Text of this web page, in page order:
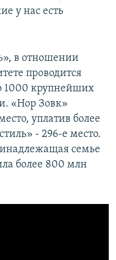
у нас есть
в отношении
проводится
1000 крупнейших
«Нор Зовк»
уплатив более
- 296-е место.
семье
более 800 млн